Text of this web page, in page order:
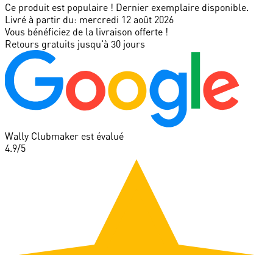
Ce produit est populaire ! Dernier exemplaire disponible.
Livré à partir du: mercredi 12 août 2026
Vous bénéficiez de la livraison offerte !
Retours gratuits jusqu'à 30 jours
Wally Clubmaker est évalué
4.9/5